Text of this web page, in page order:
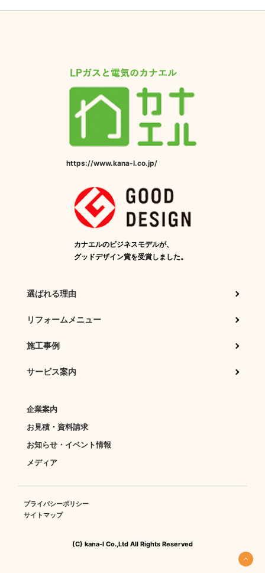
https://www.kana-l.co.jp/
カナエルのビジネスモデルが、
グッドデザイン賞を受賞しました。
選ばれる理由
リフォームメニュー
施工事例
サービス案内
企業案内
お見積・資料請求
お知らせ・イベント情報
メディア
プライバシーポリシー
サイトマップ
(C) kana-l Co.,Ltd All Rights Reserved